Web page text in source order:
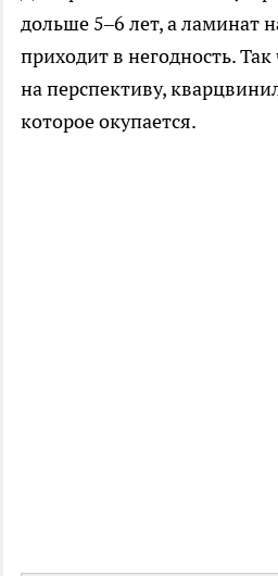
дольше 5–6 лет, а ламинат
приходит в негодность. Так
на перспективу,
которое окупается.